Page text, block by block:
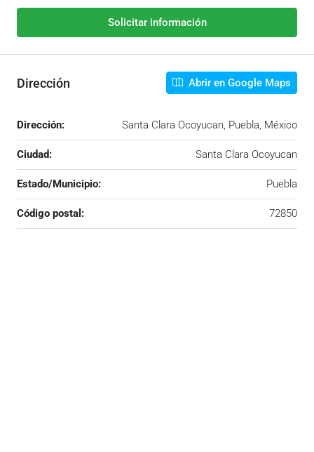
Solicitar información
Dirección Abrir en Google Maps
Dirección: Santa Clara Ocoyucan, Puebla, México
Ciudad: Santa Clara Ocoyucan
Estado/Municipio: Puebla
Código postal: 72850